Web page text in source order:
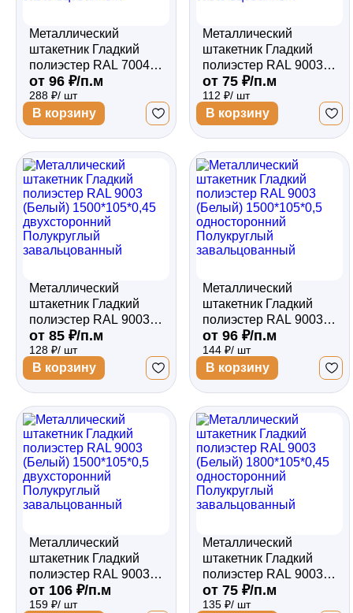
Металлический
штакетник Гладкий
полиэстер RAL 7004
(Серый) 3000*105*0,5
односторонний
Полукруглый
завальцованный
от 96 ₽/п.м
288 ₽/ шт
В корзину
Металлический
штакетник Гладкий
полиэстер RAL 9003
(Белый) 1500*105*0,45
односторонний
Полукруглый
завальцованный
от 75 ₽/п.м
112 ₽/ шт
В корзину
Металлический
штакетник Гладкий
полиэстер RAL 9003
(Белый) 1500*105*0,45
двухсторонний
Полукруглый
завальцованный
от 85 ₽/п.м
128 ₽/ шт
В корзину
Металлический
штакетник Гладкий
полиэстер RAL 9003
(Белый) 1500*105*0,5
односторонний
Полукруглый
завальцованный
от 96 ₽/п.м
144 ₽/ шт
В корзину
Металлический
штакетник Гладкий
полиэстер RAL 9003
(Белый) 1500*105*0,5
двухсторонний
от 106 ₽/п.м
159 ₽/ шт
Металлический
штакетник Гладкий
полиэстер RAL 9003
(Белый) 1800*105*0,45
односторонний
от 75 ₽/п.м
135 ₽/ шт